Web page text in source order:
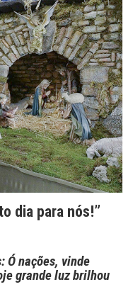
dia para nós!”
Ó nações, vinde
grande luz brilhou